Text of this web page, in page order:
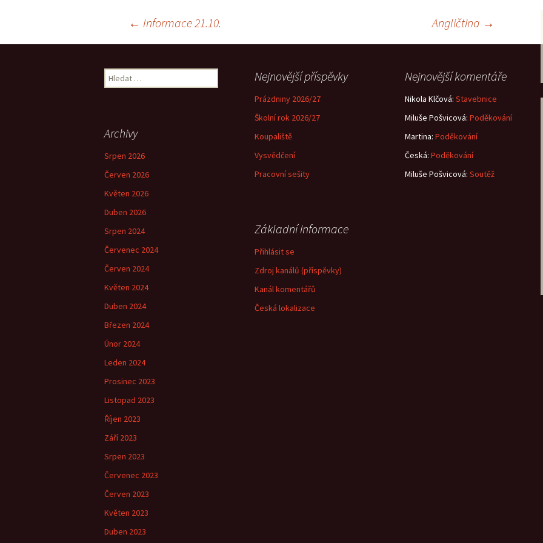
← Informace 21.10. Angličtina →
Vyhledávání Nejnovější příspěvky
Prázdniny 2026/27
Školní rok 2026/27
Koupaliště
Vysvědčení
Pracovní sešity
Nejnovější komentáře
Nikola Klčová: Stavebnice
Miluše Pošvicová: Poděkování
Martina: Poděkování
Česká: Poděkování
Miluše Pošvicová: Soutěž
Archivy
Srpen 2026
Červen 2026
Květen 2026
Duben 2026
Srpen 2024
Červenec 2024
Červen 2024
Květen 2024
Duben 2024
Březen 2024
Únor 2024
Leden 2024
Prosinec 2023
Listopad 2023
Říjen 2023
Září 2023
Srpen 2023
Červenec 2023
Červen 2023
Květen 2023
Duben 2023
Základní informace
Přihlásit se
Zdroj kanálů (příspěvky)
Kanál komentářů
Česká lokalizace